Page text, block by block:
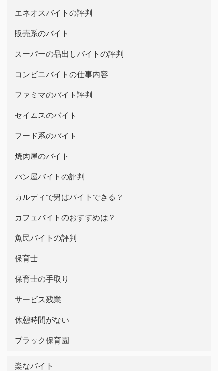
エネオスバイトの評判
販売系のバイト
スーパーの品出しバイトの評判
コンビニバイトの仕事内容
ファミマのバイト評判
セイムスのバイト
フード系のバイト
焼肉屋のバイト
パン屋バイトの評判
カルディで男はバイトできる？
カフェバイトのおすすめは？
魚民バイトの評判
保育士
保育士の手取り
サービス残業
休憩時間がない
ブラック保育園
楽なバイト